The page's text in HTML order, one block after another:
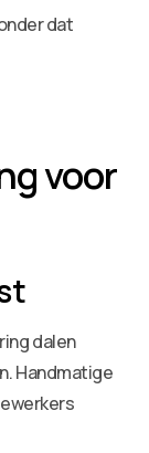
dat
voor
dalen
Handmatige